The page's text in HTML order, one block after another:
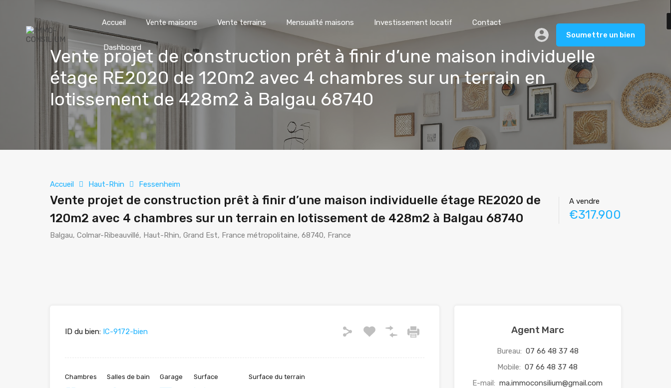
Accueil Vente maisons Vente terrains Mensualité maisons Investissement locatif Contact
Dashboard
Soumettre un bien
Vente projet de construction prêt à finir d’une maison individuelle
étage RE2020 de 120m2 avec 4 chambres sur un terrain en
lotissement de 428m2 à Balgau 68740
Accueil Haut-Rhin Fessenheim
Vente projet de construction prêt à finir d’une maison individuelle étage RE2020 de
120m2 avec 4 chambres sur un terrain en lotissement de 428m2 à Balgau 68740
Balgau, Colmar-Ribeauvillé, Haut-Rhin, Grand Est, France métropolitaine, 68740, France
A vendre
€317.900
ID du bien: IC-9172-bien
Chambres Salles de bain Garage Surface Surface du terrain
Agent Marc
Bureau: 07 66 48 37 48
Mobile: 07 66 48 37 48
E-mail: ma.immoconsilium@gmail.com